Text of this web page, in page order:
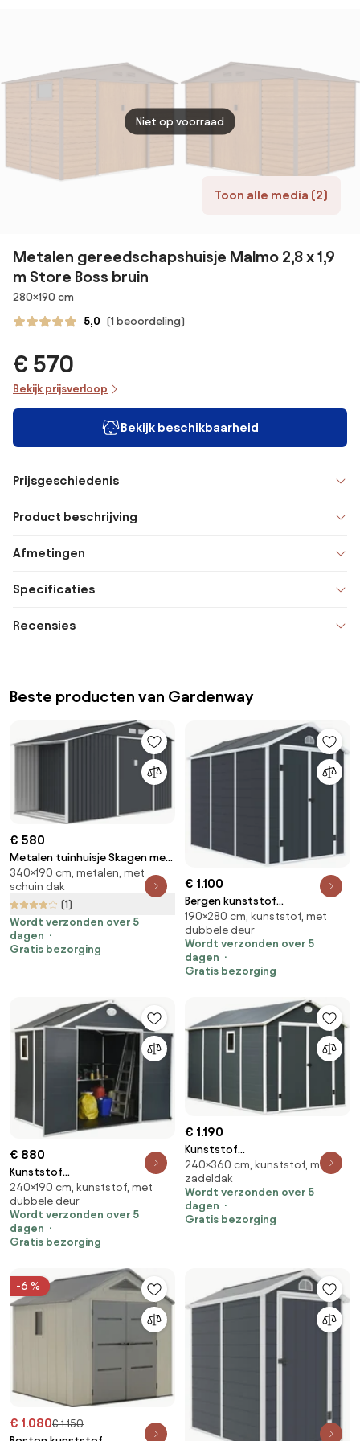
Toon alle media (2)
Niet op voorraad
Metalen gereedschapshuisje Malmo 2,8 x 1,9
m Store Boss bruin
Afmetingen
280×190 cm
5,0 (1 beoordeling)
€ 570
Bekijk prijsverloop
Bekijk beschikbaarheid
Prijsgeschiedenis
Product beschrijving
Afmetingen
Specificaties
Recensies
Beste producten van Gardenway
€ 580
Metalen tuinhuisje Skagen met
houtopslag 3.4 x 1.9 m Store
Boss antraciet
340×190 cm, metalen, met
schuin dak
(1)
Wordt verzonden over 5
dagen
Gratis bezorging
€ 1.100
Bergen kunststof
gereedschapshuisje 1,9 x 2,8 m
CoverTech antraciet
190×280 cm, kunststof, met
dubbele deur
Wordt verzonden over 5
dagen
Gratis bezorging
€ 880
Kunststof
gereedschapsschuurtje 2,4 x
1,9 m CoverTech antraciet
240×190 cm, kunststof, met
dubbele deur
Wordt verzonden over 5
dagen
Gratis bezorging
€ 1.190
Kunststof
gereedschapsschuurtje Bergen
2,4 x 3,6 m CoverTech
antraciet
240×360 cm, kunststof, met
zadeldak
Wordt verzonden over 5
dagen
Gratis bezorging
-6 %
€ 1.080€ 1.150